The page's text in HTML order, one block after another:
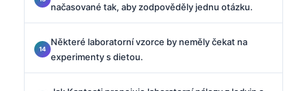
načasované tak, aby zodpověděly jednu otázku.
Některé laboratorní vzorce by neměly čekat na
experimenty s dietou.